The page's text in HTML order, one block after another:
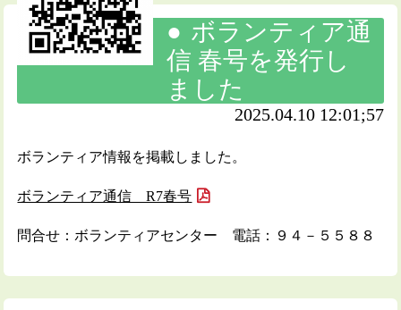
ボランティア通
信 春号を発行し
ました
2025.04.10 12:01;57
ボランティア情報を掲載しました。
ボランティア通信 R7春号
問合せ：ボランティアセンター 電話：９４－５５８８